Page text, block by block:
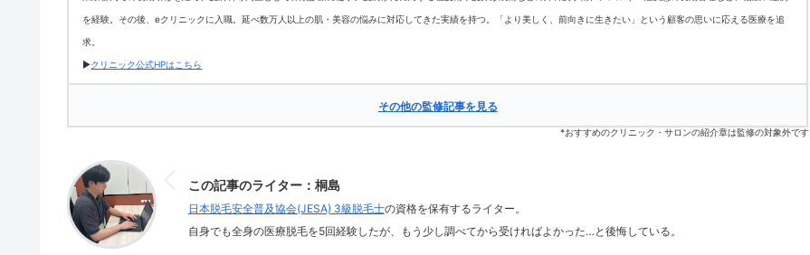
を経験。その後、eクリニックに入職。延べ数万人以上の肌・美容の悩みに対応してきた実績を持つ。「より美しく、前向きに生きたい」という顧客の思いに応える医療を追
求。
▶クリニック公式HPはこちら
その他の監修記事を見る
*おすすめのクリニック・サロンの紹介章は監修の対象外です
この記事のライター：桐島
日本脱毛安全普及協会(JESA) 3級脱毛士の資格を保有するライター。
自身でも全身の医療脱毛を5回経験したが、もう少し調べてから受ければよかった…と後悔している。